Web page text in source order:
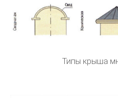
Типы крыша